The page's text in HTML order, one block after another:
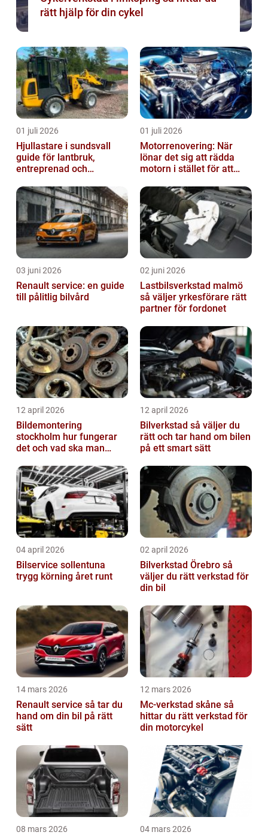
rätt hjälp för din cykel
01 juli 2026
Hjullastare i sundsvall
guide för lantbruk,
entreprenad och
01 juli 2026
Motorrenovering: När
lönar det sig att rädda
motorn i stället för att
03 juni 2026
Renault service: en guide
till pålitlig bilvård
02 juni 2026
Lastbilsverkstad malmö
så väljer yrkesförare rätt
partner för fordonet
12 april 2026
Bildemontering
stockholm hur fungerar
det och vad ska man
12 april 2026
Bilverkstad så väljer du
rätt och tar hand om bilen
på ett smart sätt
04 april 2026
Bilservice sollentuna
trygg körning året runt
02 april 2026
Bilverkstad Örebro så
väljer du rätt verkstad för
din bil
14 mars 2026
Renault service så tar du
hand om din bil på rätt
sätt
12 mars 2026
Mc-verkstad skåne så
hittar du rätt verkstad för
din motorcykel
08 mars 2026 04 mars 2026